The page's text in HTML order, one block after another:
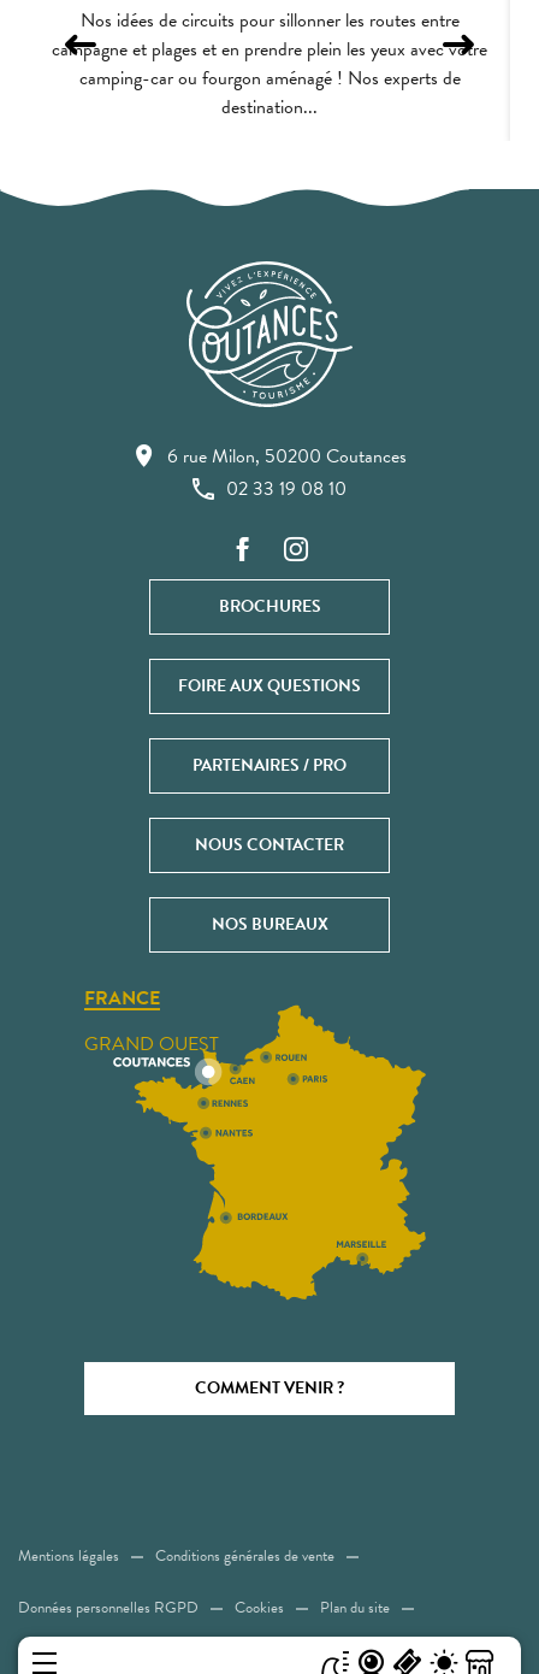
Nos idées de circuits pour sillonner les routes entre
campagne et plages et en prendre plein les yeux avec votre
camping-car ou fourgon aménagé ! Nos experts de
destination...
6 rue Milon, 50200 Coutances
02 33 19 08 10
BROCHURES
FOIRE AUX QUESTIONS
PARTENAIRES / PRO
NOUS CONTACTER
NOS BUREAUX
FRANCE
GRAND OUEST
COMMENT VENIR ?
Mentions légales Conditions générales de vente
Données personnelles RGPD Cookies Plan du site
Accessibilité: Non conforme